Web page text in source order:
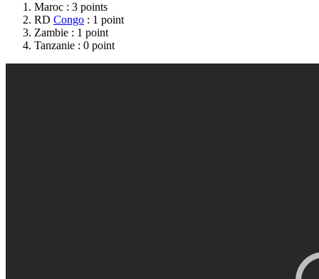
Maroc : 3 points
RD Congo : 1 point
Zambie : 1 point
Tanzanie : 0 point